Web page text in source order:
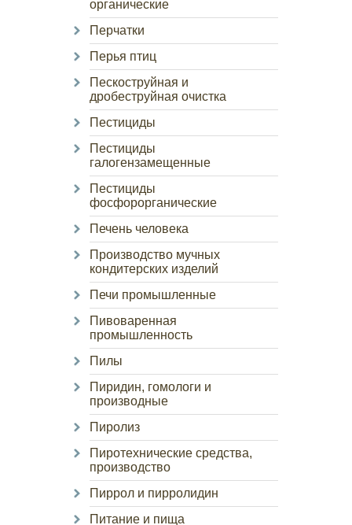
органические
Перчатки
Перья птиц
Пескоструйная и
дробеструйная очистка
Пестициды
Пестициды
галогензамещенные
Пестициды
фосфорорганические
Печень человека
Производство мучных
кондитерских изделий
Печи промышленные
Пивоваренная
промышленность
Пилы
Пиридин, гомологи и
производные
Пиролиз
Пиротехнические средства,
производство
Пиррол и пирролидин
Питание и пища